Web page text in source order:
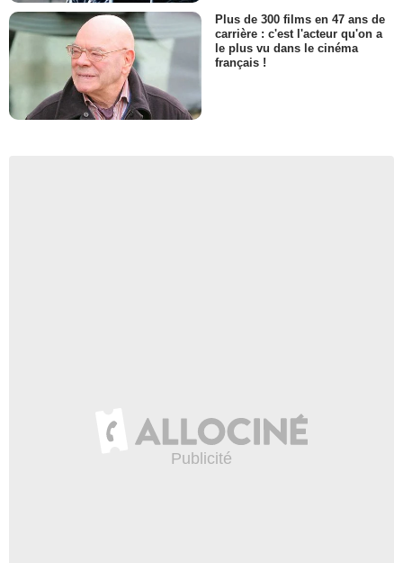
Plus de 300 films en 47 ans de
carrière : c'est l'acteur qu'on a
le plus vu dans le cinéma
français !